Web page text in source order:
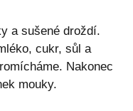
a sušené droždí.
cukr, sůl a
Nakonec
mouky.